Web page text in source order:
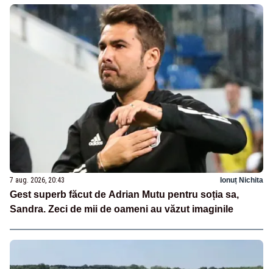
7 aug. 2026, 20:43 Ionuț Nichita
Gest superb făcut de Adrian Mutu pentru soția sa,
Sandra. Zeci de mii de oameni au văzut imaginile